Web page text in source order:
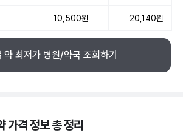
10,500원 20,140원
약 최저가 병원/약국 조회하기
가격 정보 총 정리